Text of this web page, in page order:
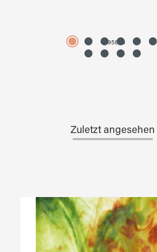
4595890
Zuletzt angesehen
Produktgalerie überspringen